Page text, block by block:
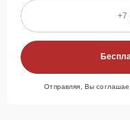
Отправляя, Вы